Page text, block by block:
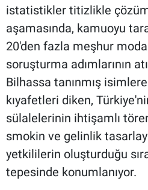
istatistikler titizlikle
aşamasında, kamuoyu
20'den fazla meşhur
soruşturma adımlarının
Bilhassa tanınmış
kıyafetleri diken,
sülalelerinin ihtişamlı
smokin ve gelinlik
yetkililerin oluşturduğu
tepesinde konumlanıyor.